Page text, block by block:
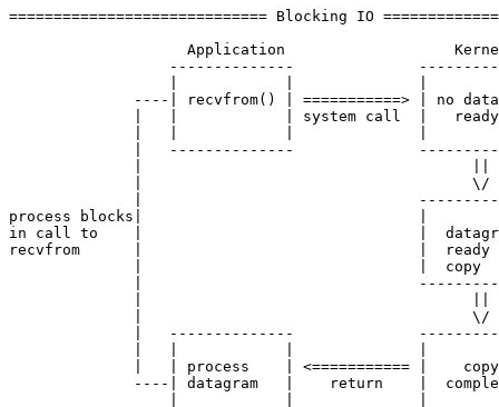
============================= Blocking IO
Application
--------------
----| recvfrom() | ===========> | no
|   |            | system call  |
|   --------------
|                                     \/
|
process blocks|                               |
in call to    |                               |
recvfrom      |                               |  ready
|                               |  copy
|
|                                     \/
|   --------------
|   | process    |
----| datagram   |    return    |